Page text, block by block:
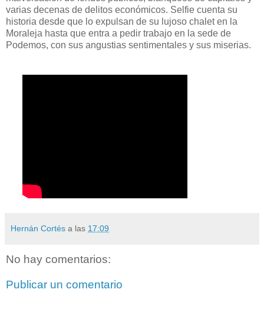
varias decenas de delitos económicos. Selfie cuenta su
historia desde que lo expulsan de su lujoso chalet en la
Moraleja hasta que entra a pedir trabajo en la sede de
Podemos, con sus angustias sentimentales y sus miserias.
Hernán Cortés a las 17:09
No hay comentarios:
Publicar un comentario